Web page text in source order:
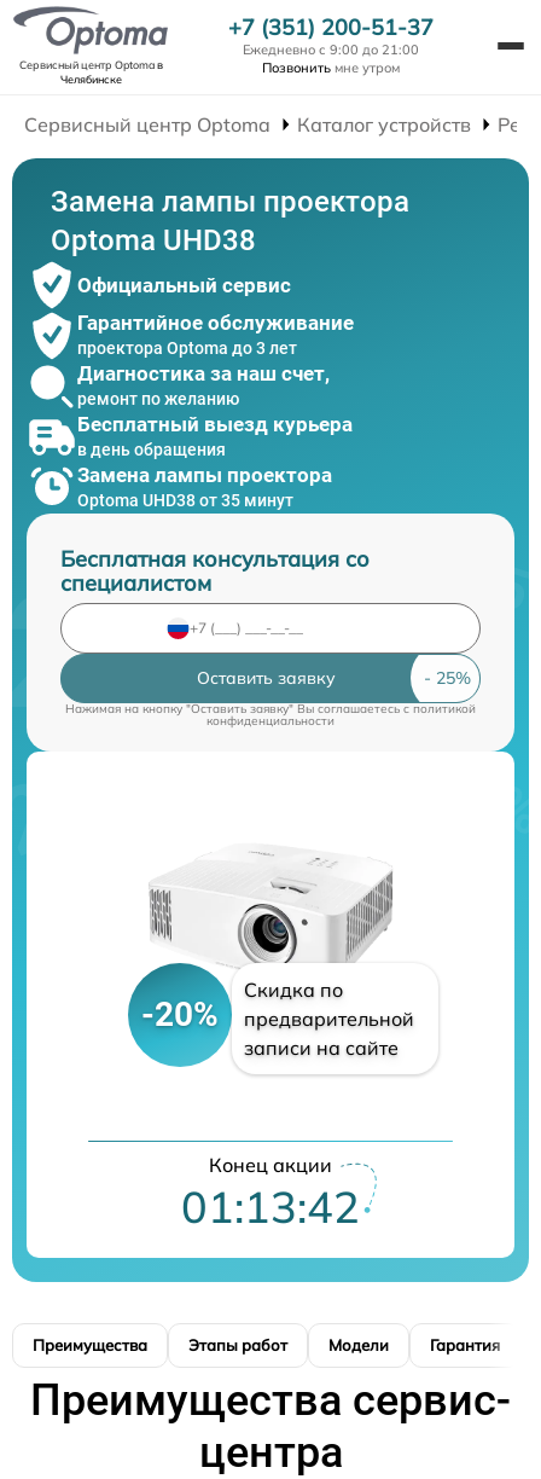
Сервисный центр Optomaв
Челябинске
+7 (351) 200-51-37
Ежедневно с 9:00 до 21:00
Позвонить мне утром
Сервисный центр Optoma Каталог устройств
Замена лампы проектора
Optoma UHD38
Официальный сервис
Гарантийное обслуживание
проектора Optoma до 3 лет
Диагностика за наш счет,
ремонт по желанию
Бесплатный выезд курьера
в день обращения
Замена лампы проектора
Optoma UHD38 от 35 минут
Бесплатная консультация со
специалистом
Оставить заявку
Нажимая на кнопку "Оставить заявку" Вы соглашаетесь cполитикой
конфиденциальности
-20%
Скидка по
предварительной
записи на сайте
Конец акции
01:13:42
Преимущества Этапы работ Модели Гарантия
Преимущества сервис-
центра